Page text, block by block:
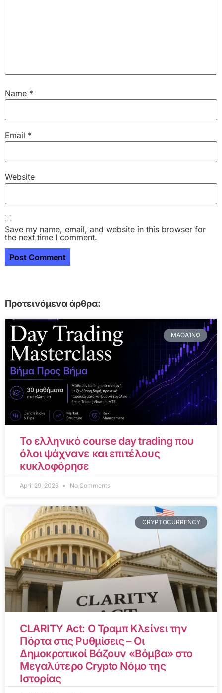
Name *
Email *
Website
Save my name, email, and website in this browser for
the next time I comment.
Προτεινόμενα άρθρα:
ΜΑΘΑΊΝΩ
Το ελληνικό course day trading που
όλοι ψάχνανε και επιτέλους
κυκλοφόρησε
April 29, 2026 No Comments
CRYPTOCURRENCY
CLARITY Act: Ο Τραμπ Κλείνει την
Πόρτα στις Ρυθμίσεις – Οι
Δημοκρατικοί Βάζουν «Βόμβα» στο
Μεγαλύτερο Crypto Νόμο της
Ιστορίας